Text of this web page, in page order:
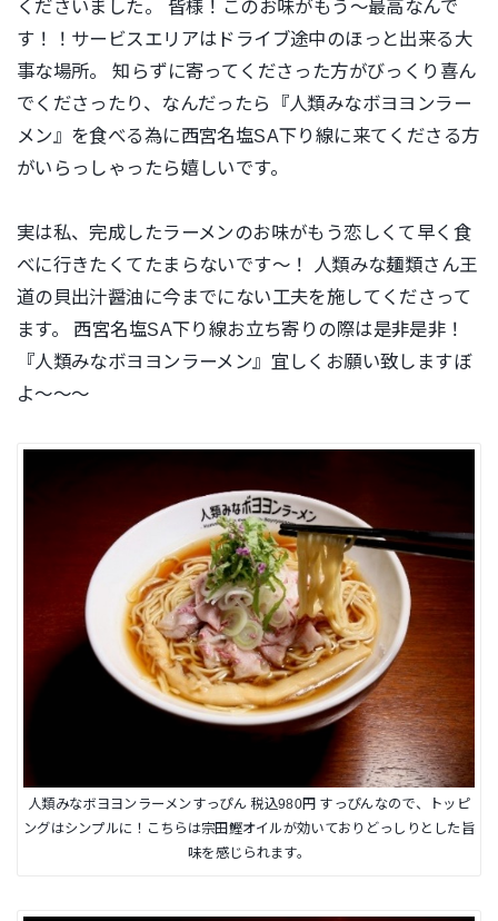
くださいました。 皆様！このお味がもう〜最高なんで
す！！サービスエリアはドライブ途中のほっと出来る大
事な場所。知らずに寄ってくださった方がびっくり喜ん
でくださったり、
なんだったら『人類みなボヨヨンラー
メン』を食べる為に西宮名塩SA下り線に来てくださる方
がいらっしゃったら嬉しいです。
実は私、完成したラーメンのお味がもう恋しくて早く食
べに行きたくてたまらないです〜！ 人類みな麺類さん王
道の貝出汁醤油に今までにない工夫を施してくださって
ます。 西宮名塩SA下り線お立ち寄りの際は是非是非！
『人類みなボヨヨンラーメン』宜しくお願い致しますぼ
よ〜〜〜
人類みなボヨヨンラーメンすっぴん 税込980円 すっぴんなので、トッピ
ングはシンプルに！こちらは宗田鰹オイルが効いておりどっしりとした旨
味を感じられます。